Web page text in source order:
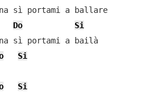
sì portami a ballare
Do
Si
sì portami a bailà
Si
Si